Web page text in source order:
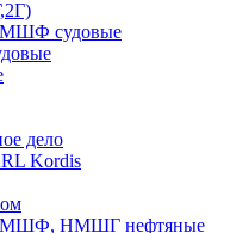
судовые
дело
Kordis
НМШГ нефтяные